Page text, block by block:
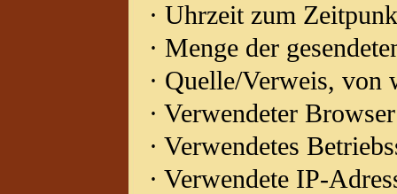
· Uhrzeit zum
· Menge der
· Quelle/Verweis, von
· Verwendeter Browser
· Verwendetes
· Verwendete IP-